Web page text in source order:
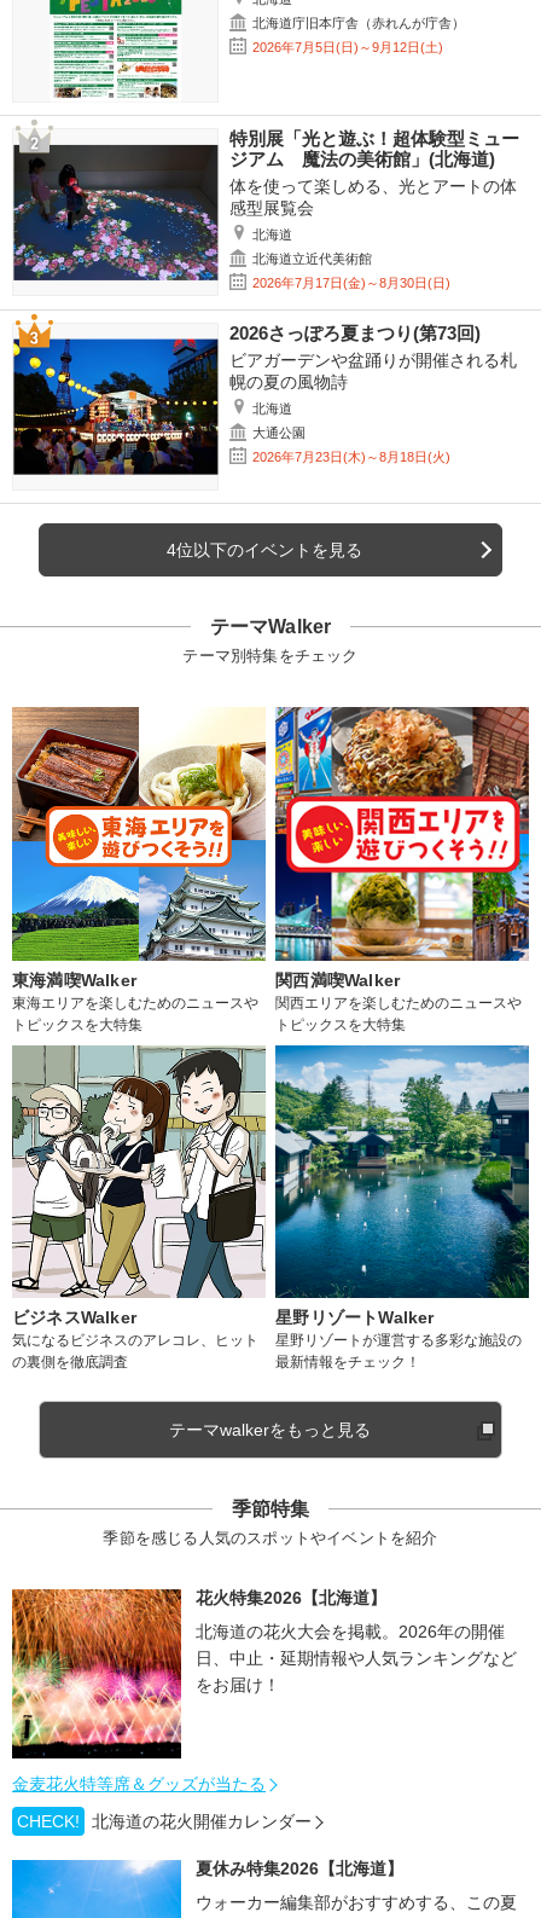
北海道庁旧本庁舎（赤れんが庁舎）
2026年7月5日(日)～9月12日(土)
特別展「光と遊ぶ！超体験型ミュー
ジアム 魔法の美術館」(北海道)
体を使って楽しめる、光とアートの体
感型展覧会
北海道
北海道立近代美術館
2026年7月17日(金)～8月30日(日)
2026さっぽろ夏まつり(第73回)
ビアガーデンや盆踊りが開催される札
幌の夏の風物詩
北海道
大通公園
2026年7月23日(木)～8月18日(火)
4位以下のイベントを見る
テーマWalker
テーマ別特集をチェック
東海満喫Walker
東海エリアを楽しむためのニュースや
トピックスを大特集
関西満喫Walker
関西エリアを楽しむためのニュースや
トピックスを大特集
ビジネスWalker
気になるビジネスのアレコレ、ヒット
の裏側を徹底調査
星野リゾートWalker
星野リゾートが運営する多彩な施設の
最新情報をチェック！
テーマwalkerをもっと見る
季節特集
季節を感じる人気のスポットやイベントを紹介
花火特集2026【北海道】
北海道の花火大会を掲載。2026年の開催
日、中止・延期情報や人気ランキングなど
をお届け！
金麦花火特等席＆グッズが当たる
CHECK!
北海道の花火開催カレンダー
夏休み特集2026【北海道】
ウォーカー編集部がおすすめする、この夏